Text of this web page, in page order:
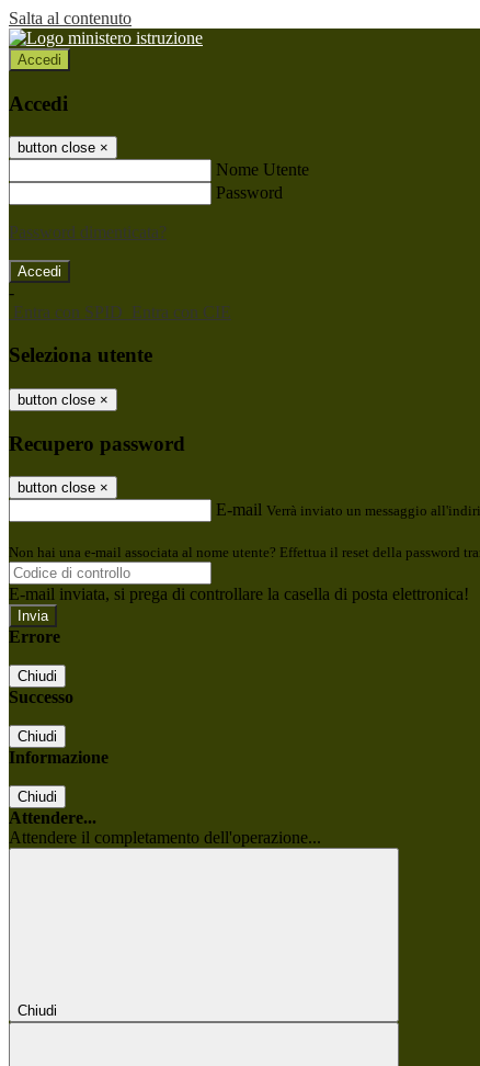
Salta al contenuto
Accedi
Accedi
button close ×
Nome Utente
Password
Password dimenticata?
-
Entra con SPID Entra con CIE
Seleziona utente
button close ×
Recupero password
button close ×
E-mail Verrà inviato un messaggio
Non hai una e-mail associata al nome utente? Effettua il reset della password
E-mail inviata, si prega di controllare la casella di posta elettronica!
Errore
Chiudi
Successo
Chiudi
Informazione
Chiudi
Attendere...
Attendere il completamento dell'operazione...
Chiudi